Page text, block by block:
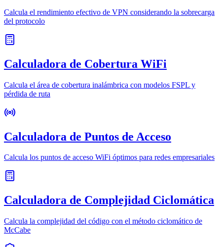
Calcula el rendimiento efectivo de VPN considerando la sobrecarga
del protocolo
Calculadora de Cobertura WiFi
Calcula el área de cobertura inalámbrica con modelos FSPL y
pérdida de ruta
Calculadora de Puntos de Acceso
Calcula los puntos de acceso WiFi óptimos para redes empresariales
Calculadora de Complejidad Ciclomática
Calcula la complejidad del código con el método ciclomático de
McCabe